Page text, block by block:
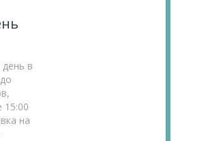
в
15:00
на